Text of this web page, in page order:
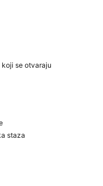
koji se otvaraju
staza